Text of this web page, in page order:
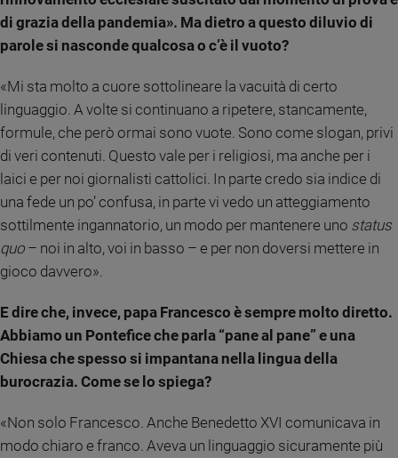
Podcast
Privacy
Policy
Chi
siamo
Contatti
Pubblicità
Redazione
Social
di grazia della pandemia». Ma dietro a questo diluvio di
parole si nasconde qualcosa o c’è il vuoto?
«Mi sta molto a cuore sottolineare la vacuità di certo
linguaggio. A volte si continuano a ripetere, stancamente,
formule, che però ormai sono vuote. Sono come slogan, privi
di veri contenuti. Questo vale per i religiosi, ma anche per i
laici e per noi giornalisti cattolici. In parte credo sia indice di
una fede un po’ confusa, in parte vi vedo un atteggiamento
sottilmente ingannatorio, un modo per mantenere uno status
quo – noi in alto, voi in basso – e per non doversi mettere in
gioco davvero».
E dire che, invece, papa Francesco è sempre molto diretto.
Abbiamo un Pontefice che parla “pane al pane” e una
Chiesa che spesso si impantana nella lingua della
burocrazia. Come se lo spiega?
«Non solo Francesco. Anche Benedetto XVI comunicava in
modo chiaro e franco. Aveva un linguaggio sicuramente più